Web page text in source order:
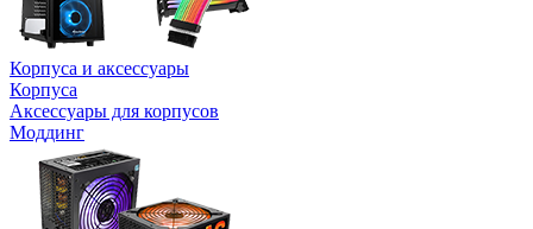
Корпуса и аксессуары
Корпуса
Аксессуары для корпусов
Моддинг